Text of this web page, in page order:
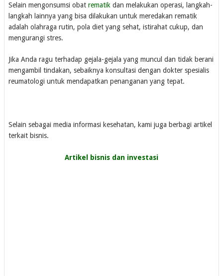
Selain mengonsumsi obat rematik dan melakukan operasi, langkah-
langkah lainnya yang bisa dilakukan untuk meredakan rematik
adalah olahraga rutin, pola diet yang sehat, istirahat cukup, dan
mengurangi stres.
Jika Anda ragu terhadap gejala-gejala yang muncul dan tidak berani
mengambil tindakan, sebaiknya konsultasi dengan dokter spesialis
reumatologi untuk mendapatkan penanganan yang tepat.
Selain sebagai media informasi kesehatan, kami juga berbagi artikel
terkait bisnis.
Artikel bisnis dan investasi